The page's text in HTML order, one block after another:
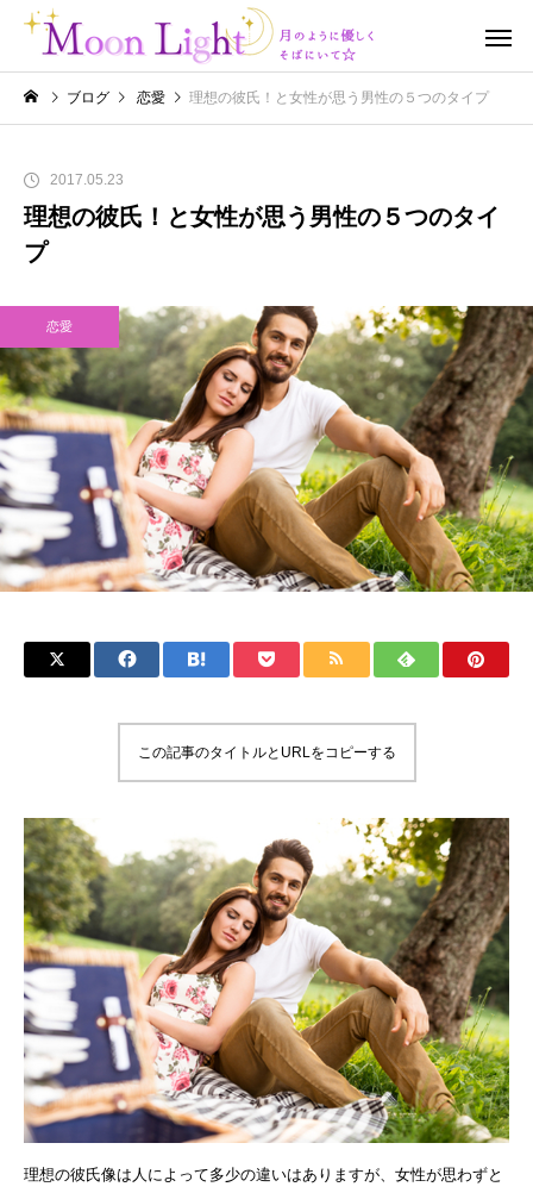
ブログ 恋愛 理想の彼氏！と女性が思う男性の５つのタイプ
2017.05.23
理想の彼氏！と女性が思う男性の５つのタイ
プ
恋愛
この記事のタイトルとURLをコピーする
理想の彼氏像は人によって多少の違いはありますが、女性が思わずと